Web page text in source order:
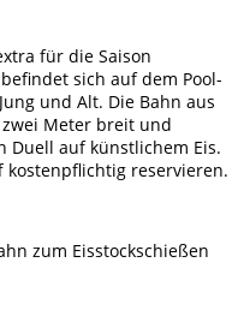
für die Saison
sich auf dem Pool-
und Alt. Die Bahn aus
Meter breit und
Duell auf künstlichem Eis.
kostenpflichtig reservieren.
zum Eisstockschießen